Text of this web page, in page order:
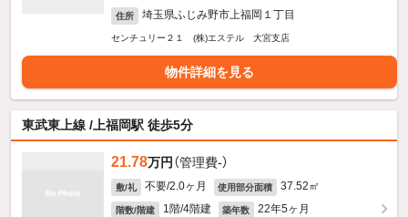
住所 埼玉県ふじみ野市上福岡１丁目
センチュリー２１ (株)エステル 大宮支店
物件詳細を見る
東武東上線 /上福岡駅 徒歩5分
21.78万円 （管理費-）
敷/礼 不要/2.0ヶ月 使用部分面積 37.52㎡
階数/階建 1階/4階建 築年数 22年5ヶ月